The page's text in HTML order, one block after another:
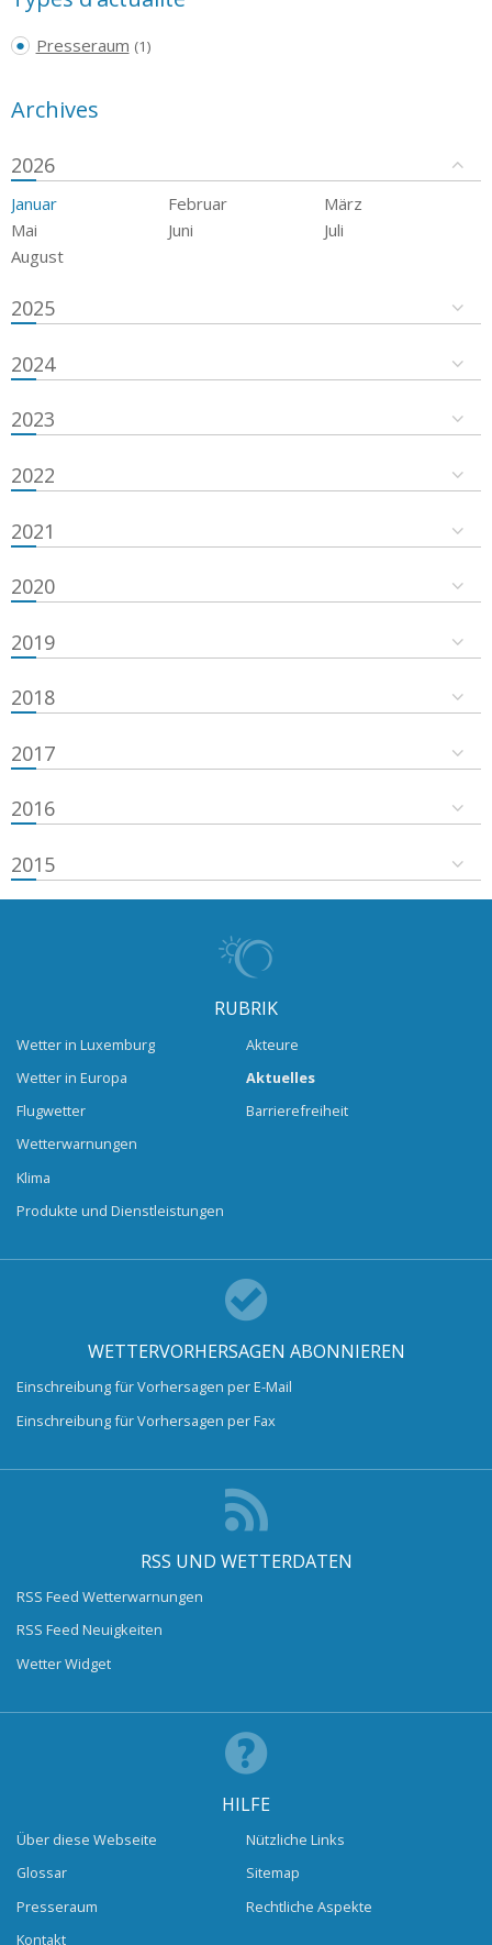
Presseraum (1)
Archives
2026
Januar Februar
März
Mai
Juni
Juli
August
2025
2024
2023
2022
2021
2020
2019
2018
2017
2016
2015
RUBRIK
Wetter in Luxemburg
Wetter in Europa
Flugwetter
Wetterwarnungen
Klima
Produkte und Dienstleistungen
Akteure
Aktuelles
Barrierefreiheit
WETTERVORHERSAGEN ABONNIEREN
Einschreibung für Vorhersagen per E-Mail
Einschreibung für Vorhersagen per Fax
RSS UND WETTERDATEN
RSS Feed Wetterwarnungen
RSS Feed Neuigkeiten
Wetter Widget
HILFE
Über diese Webseite
Glossar
Presseraum
Kontakt
Nützliche Links
Sitemap
Rechtliche Aspekte